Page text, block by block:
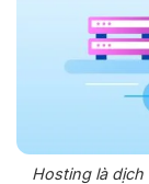
Hosting là